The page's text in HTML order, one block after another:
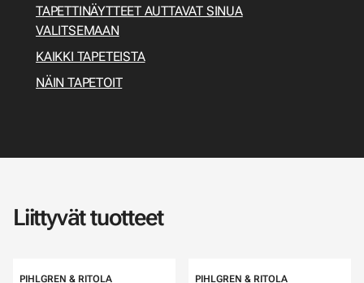
TAPETTINÄYTTEET AUTTAVAT SINUA
VALITSEMAAN
KAIKKI TAPETEISTA
NÄIN TAPETOIT
Liittyvät tuotteet
PIHLGREN & RITOLA PIHLGREN & RITOLA